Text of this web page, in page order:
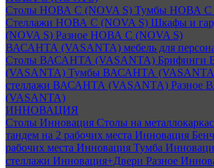
Столы НОВА С (NOVA S) Тумбы НОВА С
Стеллажи НОВА С (NOVA S) Шкафы и
(NOVA S) Разное НОВА С (NOVA S)
ВАСАНТА (VASANTA) мебель для
Столы ВАСАНТА (VASANTA) Брифинги
(VASANTA) Тумбы ВАСАНТА
стеллажи ВАСАНТА (VASANTA) Разное
(VASANTA)
ИННОВАЦИЯ
Столы Инновация Столы на
тандем на 2 рабочих места Инновация
рабочих места Инновация Тумба
стеллажи Инновация+Двери Разное